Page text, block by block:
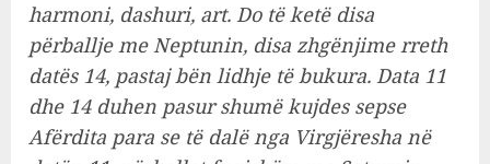
harmoni, dashuri, art. Do të ketë disa
përballje me Neptunin, disa zhgënjime rreth
datës 14, pastaj bën lidhje të bukura. Data 11
dhe 14 duhen pasur shumë kujdes sepse
Afërdita para se të dalë nga Virgjëresha në